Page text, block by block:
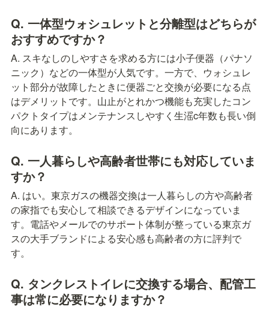
Q. 一体型ウォシュレットと分離型はどちらが
おすすめですか？
A. スキなしのしやすさを求める方には小子便器（パナソ
ニック）などの一体型が人気です。一方で、ウォシュレ
ット部分が故障したときに便器ごと交換が必要になる点
はデメリットです。山止がとれかつ機能も充実したコン
パクトタイプはメンテナンスしやすく生滛c年数も長い倒
向にあります。
Q. 一人暮らしや高齢者世帯にも対応していま
すか？
A. はい。東京ガスの機器交換は一人暮らしの方や高齢者
の家指でも安心して相談できるデザインになっていま
す。電話やメールでのサポート体制が整っている東京ガ
スの大手ブランドによる安心感も高齢者の方に評判で
す。
Q. タンクレストイレに交換する場合、配管工
事は常に必要になりますか？